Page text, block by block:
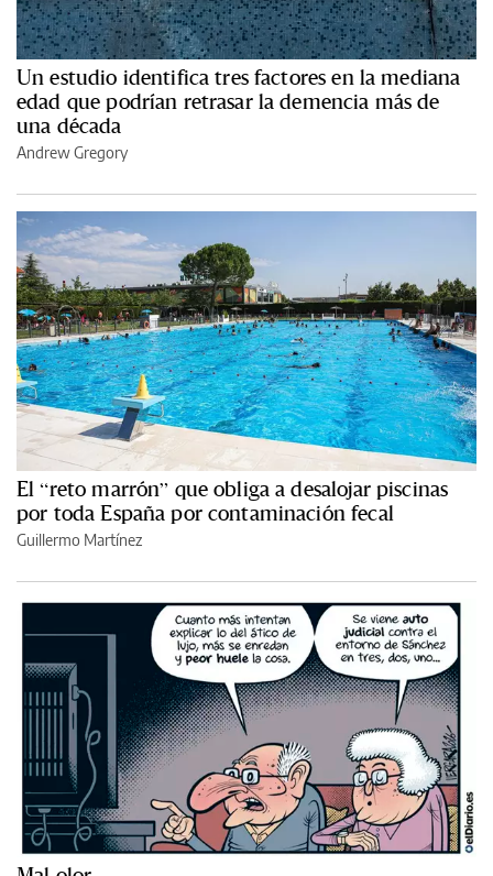
Un estudio identifica tres factores en la mediana
edad que podrían retrasar la demencia más de
una década
Andrew Gregory
El “reto marrón” que obliga a desalojar piscinas
por toda España por contaminación fecal
Guillermo Martínez